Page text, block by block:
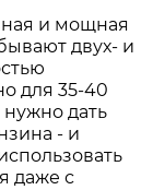
и мощная
двух- и
для 35-40
дать
- и
даже с